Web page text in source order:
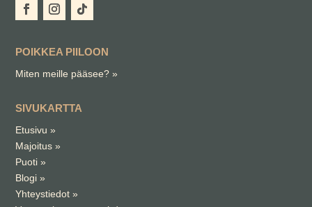
POIKKEA PIILOON
Miten meille pääsee?»
SIVUKARTTA
Etusivu»
Majoitus»
Puoti»
Blogi»
Yhteystiedot »